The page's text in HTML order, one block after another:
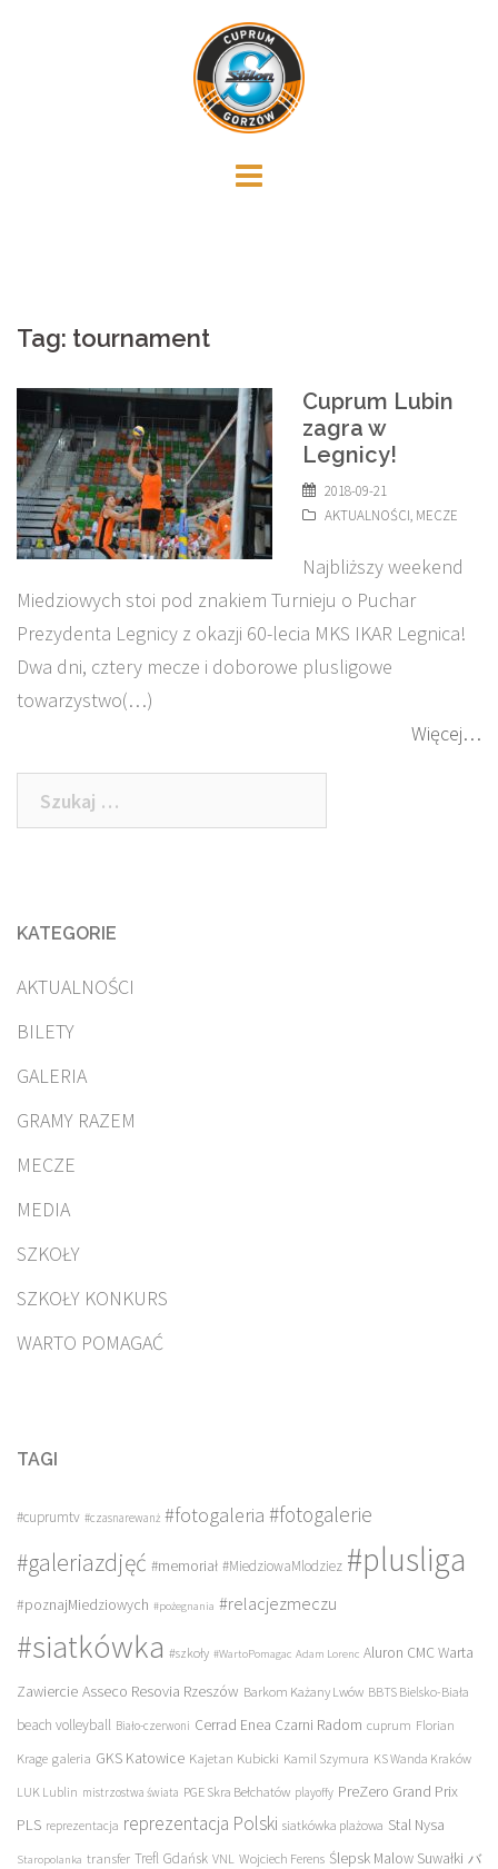
Tag: tournament
Cuprum Lubin
zagra w
Legnicy!
2018-09-21
AKTUALNOŚCI, MECZE
Najbliższy weekend
Miedziowych stoi pod znakiem Turnieju o Puchar
Prezydenta Legnicy z okazji 60-lecia MKS IKAR Legnica!
Dwa dni, cztery mecze i doborowe plusligowe
towarzystwo(…)
Więcej…
Szukaj:
KATEGORIE
AKTUALNOŚCI
BILETY
GALERIA
GRAMY RAZEM
MECZE
MEDIA
SZKOŁY
SZKOŁY KONKURS
WARTO POMAGAĆ
TAGI
#cuprumtv #czasnarewanż #fotogaleria #fotogalerie
#galeriazdjęć #memoriał #MiedziowaMlodziez #plusliga
#poznajMiedziowych #pożegnania #relacjezmeczu
#siatkówka #szkoły #WartoPomagac Adam Lorenc Aluron CMC Warta
Zawiercie Asseco Resovia Rzeszów Barkom Każany Lwów BBTS Bielsko-Biała
beach volleyball Biało-czerwoni Cerrad Enea Czarni Radom cuprum Florian
Krage galeria GKS Katowice Kajetan Kubicki Kamil Szymura KS Wanda Kraków
LUK Lublin mistrzostwa świata PGE Skra Bełchatów playoffy PreZero Grand Prix
PLS reprezentacja reprezentacja Polski siatkówka plażowa Stal Nysa
Staropolanka transfer Trefl Gdańsk VNL Wojciech Ferens Ślepsk Malow Suwałki バ